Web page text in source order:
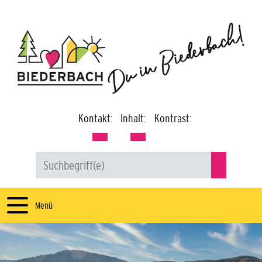
Kontakt: Inhalt: Kontrast:
Menü